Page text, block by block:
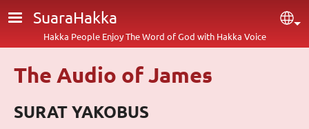
Skip to main content
SuaraHakka
Hakka People Enjoy The Word of God with Hakka Voice
The Audio of James
SURAT YAKOBUS